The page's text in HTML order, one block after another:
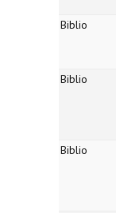
Biblio
Biblio
Biblio